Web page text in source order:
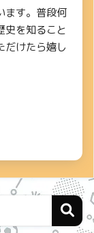
ます。普段何
史を知ること
だけたら嬉し